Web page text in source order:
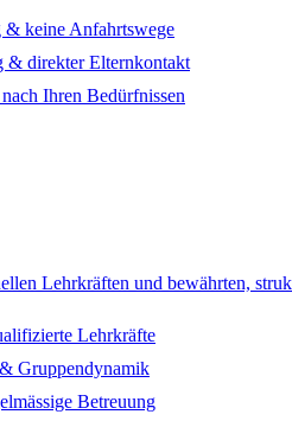
keine Anfahrtswege
& direkter Elternkontakt
Ihren Bedürfnissen
Lehrkräften und bewährten,
Lehrkräfte
Gruppendynamik
Betreuung